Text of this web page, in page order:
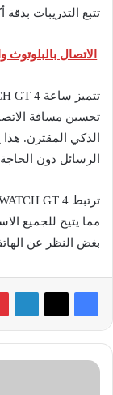
تتبع التدريبات بدقة
الاتصال
الذكي المقترن.
الرسائل دون
مما يتيح للجميع
بغض النظر عن
المصرية